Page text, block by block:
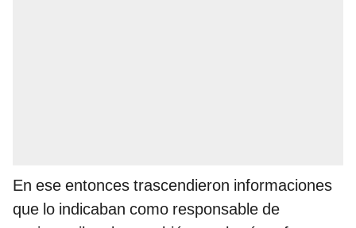
En ese entonces trascendieron informaciones
que lo indicaban como responsable de